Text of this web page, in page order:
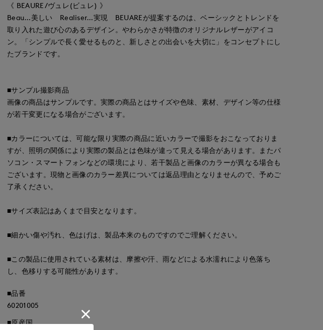
cm
167cm
167cm
155cm
《 BEAURE/ヴュレ(ビュレ) 》
Beau…美しい Realiser…実現 BEUAREが提案するのは、ベーシックとトレンドを
取り入れた遊び心のあるデザイン。やわらかさが特徴のオリジナルレザーがアイコ
ン。「シンプルで長く愛せるものと、新しさとの出会いを大切に」をコンセプトにし
たブランドです。
■サンプル撮影商品
画像の商品はサンプルです。実際の商品とはサイズや色味、素材、デザイン等の仕様
が若干変更になる場合がございます。
■カラーについては、可能な限り実際の商品に近いカラーで撮影をおこなっておりま
すが、照明の関係により実際の製品とは色味が違って見える場合があります。またパ
ソコン・スマートフォンなどの環境により、若干製品と画像のカラーが異なる場合も
ございます。現物と画像のカラー差異については返品理由となりませんので、予めご
了承ください。
■サイズ表記はあくまで目安となります。
■細かい傷や汚れ、色はげは、製品本来のものですのでご理解ください。
■この製品に使用されている素材は、摩擦や汗、雨などによる水濡れにより色落ち
し、色移りする可能性があります。
■品番
60201005
■原産国